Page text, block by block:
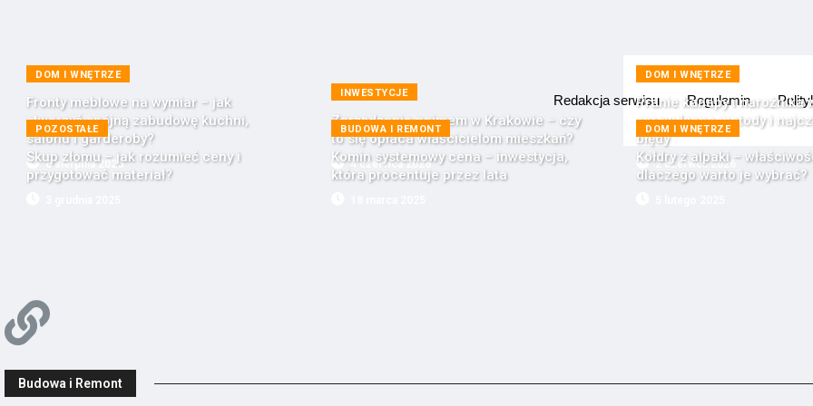
Redakcja serwisu Regulamin
DOM I WNĘTRZE
Fronty meblowe na wymiar – jak
stworzyć spójną zabudowę kuchni,
salonu i garderoby?
6 sierpnia 2026
INWESTYCJE
Zarządzanie najmem w Krakowie – czy
to się opłaca właścicielom mieszkań?
4 czerwca 2026
DOM I WNĘTRZE
Pranie kanapy i narożnika
sprawdzone metody i
błędy
2 czerwca 2026
POZOSTAŁE
Skup złomu – jak rozumieć ceny i
przygotować materiał?
BUDOWA I REMONT
Komin systemowy cena – inwestycja,
która procentuje przez lata
DOM I WNĘTRZE
Kołdry z alpaki –
dlaczego warto je wybrać?
Budowa i Remont